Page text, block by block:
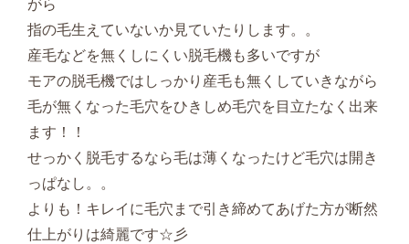
がら
指の毛生えていないか見ていたりします。。
産毛などを無くしにくい脱毛機も多いですが
モアの脱毛機ではしっかり産毛も無くしていきながら
毛が無くなった毛穴をひきしめ毛穴を目立たなく出来
ます！！
せっかく脱毛するなら毛は薄くなったけど毛穴は開き
っぱなし。。
よりも！キレイに毛穴まで引き締めてあげた方が断然
仕上がりは綺麗です☆彡